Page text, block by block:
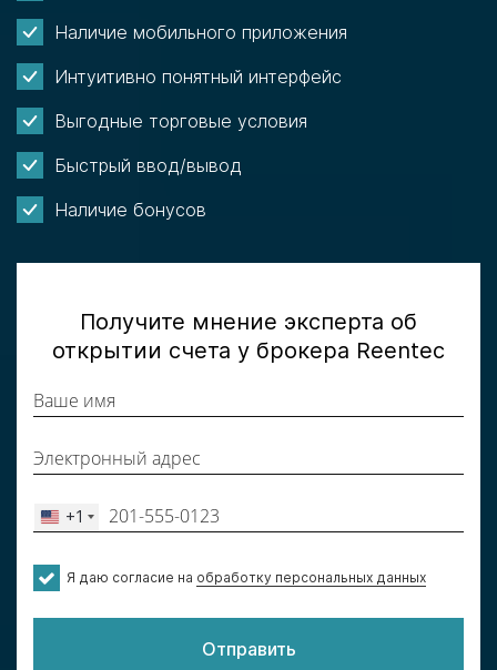
Наличие мобильного приложения
Интуитивно понятный интерфейс
Выгодные торговые условия
Быстрый ввод/вывод
Наличие бонусов
Получите мнение эксперта об
открытии счета у брокера Reentec
United
+1
+1
Я даю согласие на обработку персональных данных
Отправить